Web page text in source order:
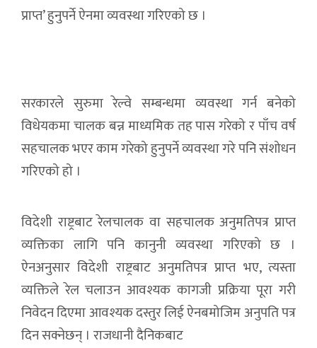
प्राप्त’ हुनुपर्ने ऐनमा व्यवस्था गरिएको छ ।
सरकारले सुरुमा रेल्वे सम्बन्धमा व्यवस्था गर्न बनेको
विधेयकमा चालक बन्न माध्यमिक तह पास गरेको र पाँच वर्ष
सहचालक भएर काम गरेको हुनुपर्ने व्यवस्था गरे पनि संशोधन
गरिएको हो ।
विदेशी राष्ट्रबाट रेलचालक वा सहचालक अनुमतिपत्र प्राप्त
व्यक्तिका लागि पनि कानुनी व्यवस्था गरिएको छ ।
ऐनअनुसार विदेशी राष्ट्रबाट अनुमतिपत्र प्राप्त भए, त्यस्ता
व्यक्तिले रेल चलाउन आवश्यक कागजी प्रक्रिया पूरा गरी
निवेदन दिएमा आवश्यक दस्तुर लिई ऐनबमोजिम अनुपति पत्र
दिन सक्नेछन् । राजधानी दैनिकबाट